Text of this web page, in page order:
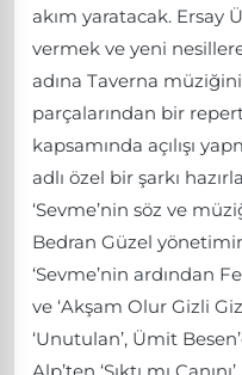
akım yaratacak. Ersay
vermek ve yeni
adına Taverna
parçalarından bir
kapsamında açılışı
adlı özel bir şarkı
‘Sevme’nin söz ve
Bedran Güzel
‘Sevme’nin ardından
ve ‘Akşam Olur Gizli
‘Unutulan’, Ümit